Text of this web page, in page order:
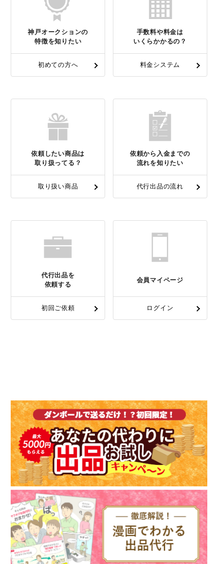
神戸オークションの
特徴を知りたい
初めての方へ
手数料や料金は
いくらかかるの？
料金システム
依頼したい商品は
取り扱ってる？
取り扱い商品
依頼から入金までの
流れを知りたい
代行出品の流れ
代行出品を
依頼する
初回ご依頼
会員マイページ
ログイン